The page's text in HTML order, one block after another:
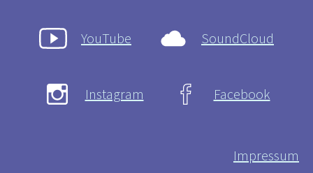
YouTube SoundCloud
Instagram Facebook
Impressum